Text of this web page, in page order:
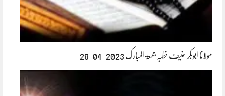
مولانا ابوبکر حنیف خطبہ جمعۃ المبارک 2023-04-28